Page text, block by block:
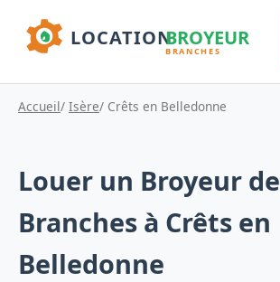
Accueil/ Isère/ Crêts en Belledonne
Louer un Broyeur de
Branches à Crêts en
Belledonne